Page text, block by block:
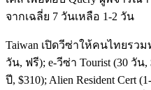
จากเฉลี่ย 7 วันเหลือ 1-2 วัน
Taiwan เปิดวีซ่าให้คนไทยรว
วัน, ฟรี); e-วีซ่า Tourist (30 วัน,
ปี, $310); Alien Resident Cert